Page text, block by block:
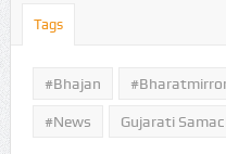
Tags
#Bhajan
#news Gujarati